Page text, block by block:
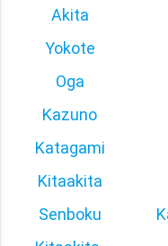
Akita
Yokote
Oga
Kazuno
Katagami
Kitaakita
Senboku